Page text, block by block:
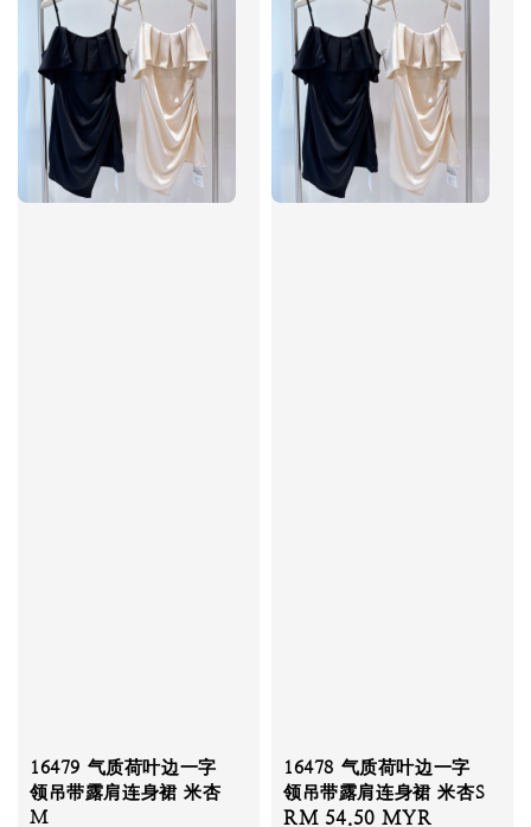
16479 气质荷叶边一字
领吊带露肩连身裙 米杏
M
16478 气质荷叶边一字
领吊带露肩连身裙 米杏S
Sale
RM 54.50 MYR